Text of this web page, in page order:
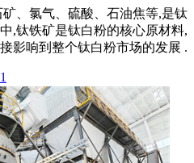
、氯气、硫酸、石油焦等,是钛
,钛铁矿是钛白粉的核心原材料,
影响到整个钛白粉市场的发展 .